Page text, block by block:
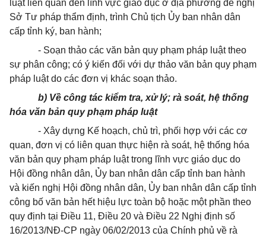
luật liên quan đến lĩnh vực giáo dục ở địa phương đề nghị
Sở Tư pháp thẩm định, trình Chủ tịch Ủy ban nhân dân
cấp tỉnh ký, ban hành;
- Soạn thảo các văn bản quy phạm pháp luật theo
sự phân công; có ý kiến đối với dự thảo văn bản quy phạm
pháp luật do các đơn vị khác soạn thảo.
b) Về công tác kiểm tra, xử lý; rà soát, hệ thống
hóa văn bản quy phạm pháp luật
- Xây dựng Kế hoạch, chủ trì, phối hợp với các cơ
quan, đơn vị có liên quan thực hiện rà soát, hệ thống hóa
văn bản quy phạm pháp luật trong lĩnh vực giáo dục do
Hội đồng nhân dân, Ủy ban nhân dân cấp tỉnh ban hành
và kiến nghị Hội đồng nhân dân, Ủy ban nhân dân cấp tỉnh
công bố văn bản hết hiệu lực toàn bộ hoặc một phần theo
quy định tại Điều 11, Điều 20 và Điều 22 Nghị định số
16/2013/NĐ-CP ngày 06/02/2013 của Chính phủ về rà